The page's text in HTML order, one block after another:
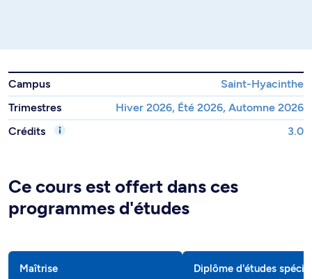
Campus
Saint-Hyacinthe
Trimestres
Hiver 2026, Été 2026, Automne 2026
Crédits
3.0
Ce cours est offert dans ces
programmes d'études
Maîtrise Diplôme d'études